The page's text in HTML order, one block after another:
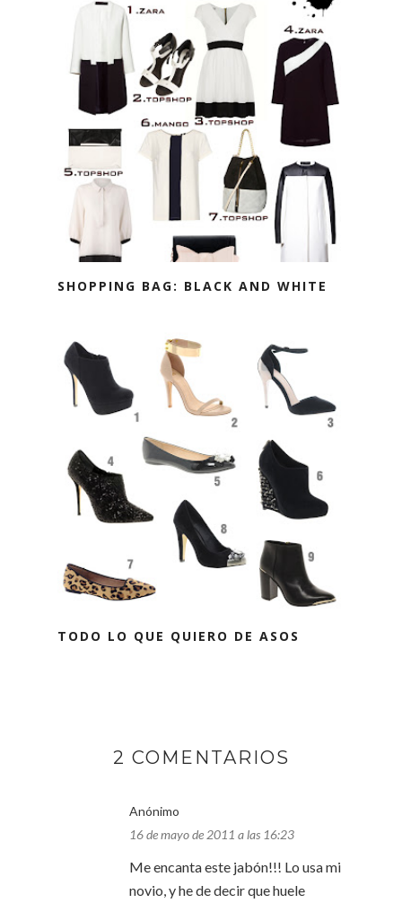
SHOPPING BAG: BLACK AND WHITE
TODO LO QUE QUIERO DE ASOS
2 COMENTARIOS
Anónimo
16 de mayo de 2011 a las 16:23
Me encanta este jabón!!! Lo usa mi
novio, y he de decir que huele